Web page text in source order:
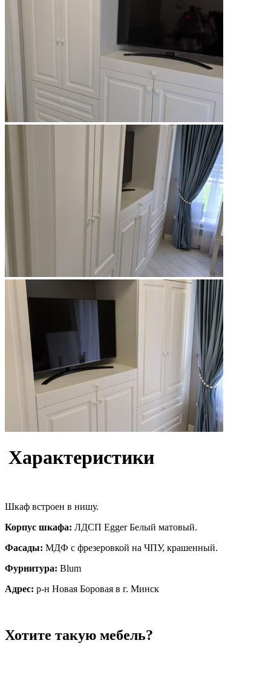
Характеристики
Шкаф встроен в нишу.
Корпус шкафа: ЛДСП Egger Белый матовый.
Фасады: МДФ с фрезеровкой на ЧПУ, крашенный.
Фурнитура: Blum
Адрес: р-н Новая Боровая в г. Минск
Хотите такую мебель?